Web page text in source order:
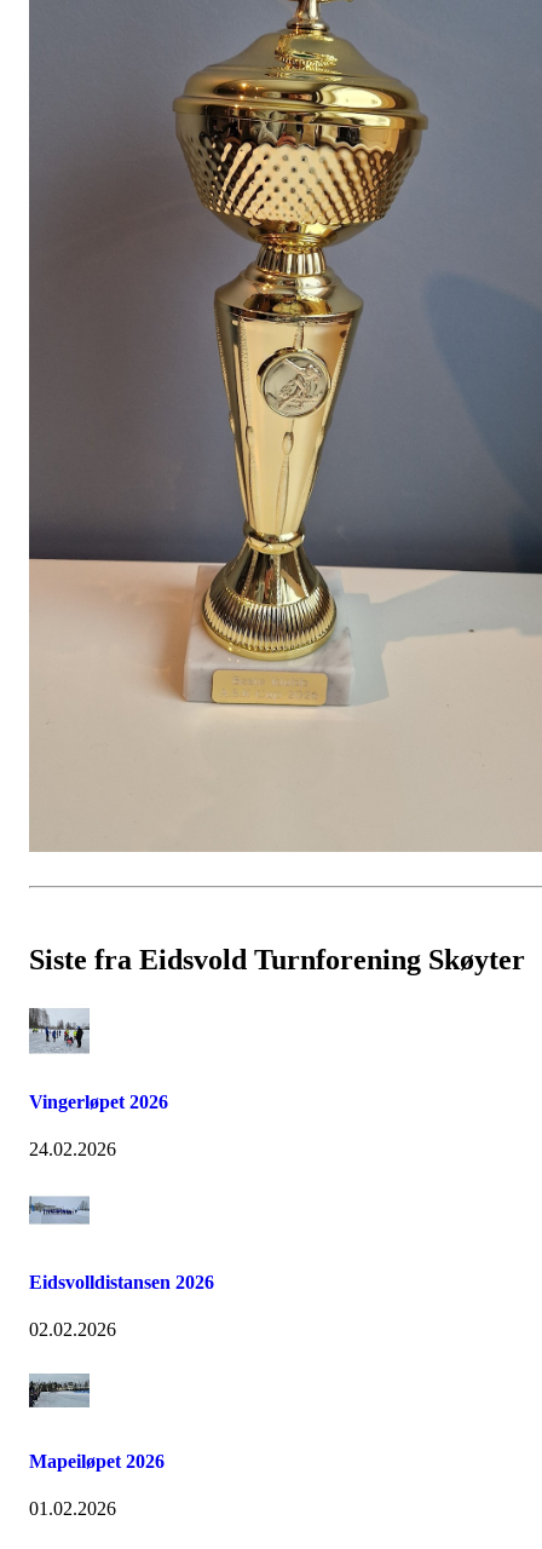
Siste fra Eidsvold Turnforening Skøyter
Vingerløpet 2026
24.02.2026
Eidsvolldistansen 2026
02.02.2026
Mapeiløpet 2026
01.02.2026